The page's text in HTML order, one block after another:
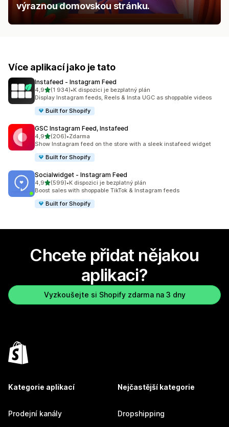
výraznou domovskou stránku.
Více aplikací jako je tato
Instafeed ‑ Instagram Feed
4,9z 5 hvězd
(1 934)
Celkový počet recenzí: 1934
•K dispozici je bezplatný plán
Display Instagram feeds, Reels & Insta UGC as shoppable videos
Built for Shopify
GSC Instagram Feed, Instafeed
4,9z 5 hvězd
(206)
Celkový počet recenzí: 206
•Zdarma
Show Instagram feed on the store with a sleek instafeed widget
Built for Shopify
Socialwidget ‑ Instagram Feed
4,9z 5 hvězd
(599)
Celkový počet recenzí: 599
•K dispozici je bezplatný plán
Boost sales with shoppable TikTok & Instagram feeds
Built for Shopify
Chcete přidat nějakou
aplikaci?
Vyzkoušejte si Shopify zdarma na 3 dny
Kategorie aplikací
Prodejní kanály
Nejčastější kategorie
Dropshipping